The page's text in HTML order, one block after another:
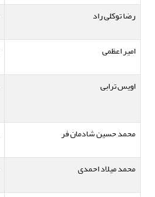
رضا توکلی راد
امیر اعظمی
اویس ترابی
محمد حسین شادمان فر
محمد میلاد احمدی